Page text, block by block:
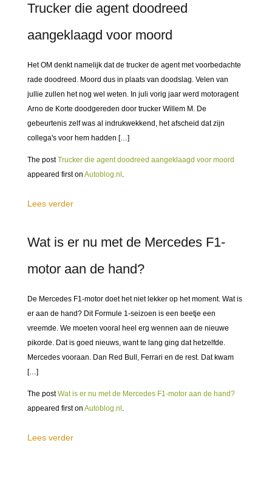
Trucker die agent doodreed
aangeklaagd voor moord
Het OM denkt namelijk dat de trucker de agent met voorbedachte
rade doodreed. Moord dus in plaats van doodslag. Velen van
jullie zullen het nog wel weten. In juli vorig jaar werd motoragent
Arno de Korte doodgereden door trucker Willem M. De
gebeurtenis zelf was al indrukwekkend, het afscheid dat zijn
collega's voor hem hadden […]
The postTrucker die agent doodreed aangeklaagd voor moord
appeared first on Autoblog.nl .
Lees verder
Wat is er nu met de Mercedes F1-
motor aan de hand?
De Mercedes F1-motor doet het niet lekker op het moment. Wat is
er aan de hand? Dit Formule 1-seizoen is een beetje een
vreemde. We moeten vooral heel erg wennen aan de nieuwe
pikorde. Dat is goed nieuws, want te lang ging dat hetzelfde.
Mercedes vooraan. Dan Red Bull, Ferrari en de rest. Dat kwam
[…]
The postWat is er nu met de Mercedes F1-motor aan de hand?
appeared first on Autoblog.nl .
Lees verder